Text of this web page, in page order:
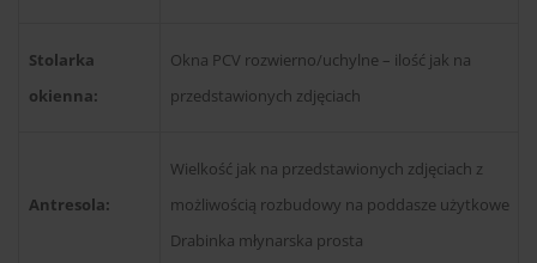
Stolarka
okienna:
Okna PCV rozwierno/uchylne – ilość jak na
przedstawionych zdjęciach
Antresola:
Wielkość jak na przedstawionych zdjęciach z
możliwością rozbudowy na poddasze użytkowe
Drabinka młynarska prosta